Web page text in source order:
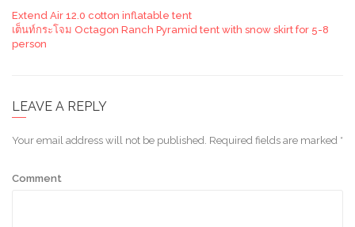
Extend Air 12.0 cotton inflatable tent
เต็นท์กระโจม Octagon Ranch Pyramid tent with snow skirt for 5-8
person
LEAVE A REPLY
Your email address will not be published. Required fields are marked *
Comment